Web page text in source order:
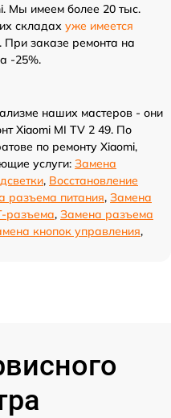
Мы имеем более 20 тыс.
складах уже имеется
. При заказе ремонта на
-25%.
наших мастеров - они
Xiaomi MI TV 2 49. По
по ремонту Xiaomi,
услуги: Замена
, Восстановление
разъема питания, Замена
разъема, Замена разъема
кнопок управления,